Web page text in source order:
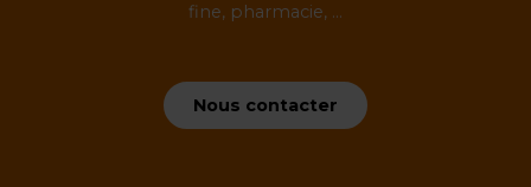
fine, pharmacie, ...
Nous contacter